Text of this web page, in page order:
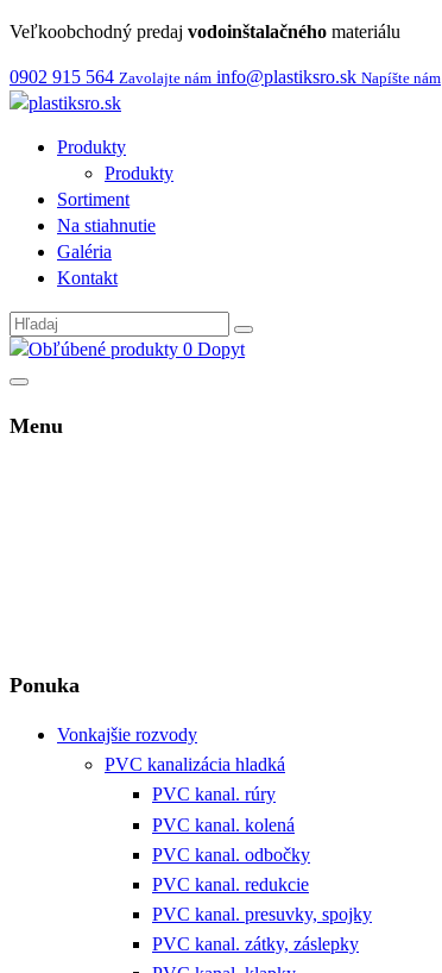
Veľkoobchodný predaj vodoinštalačného materiálu
0902 915 564 Zavolajte nám info@plastiksro.sk Napíšte nám
Produkty
Produkty
Sortiment
Na stiahnutie
Galéria
Kontakt
0 Dopyt
Menu
Ponuka
Vonkajšie rozvody
PVC kanalizácia hladká
PVC kanal. rúry
PVC kanal. kolená
PVC kanal. odbočky
PVC kanal. redukcie
PVC kanal. presuvky, spojky
PVC kanal. zátky, záslepky